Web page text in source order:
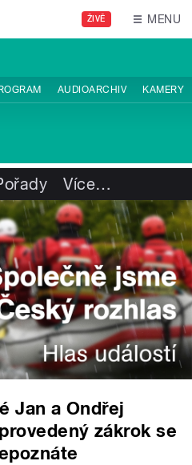
ŽIVĚ MENU
AUDIOARCHIV KAMERY
Více…
Jan a Ondřej
zákrok se